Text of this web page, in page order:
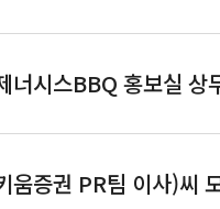
화투자증권 커뮤니케
너시스BBQ 홍보실 상
너시스BBQ 홍보실
움증권 PR팀 이사)씨